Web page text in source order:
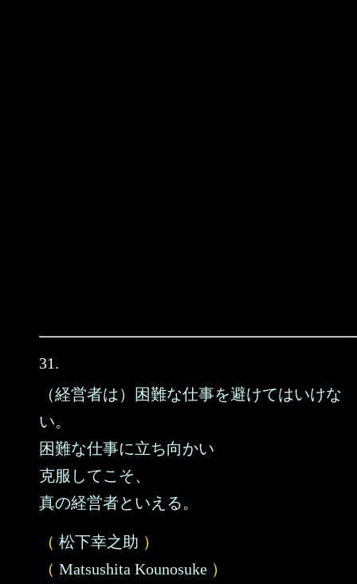
31.
（経営者は）困難な仕事を避けてはいけな
い。
困難な仕事に立ち向かい
克服してこそ、
真の経営者といえる。
（ 松下幸之助 ）
（ Matsushita Kounosuke ）